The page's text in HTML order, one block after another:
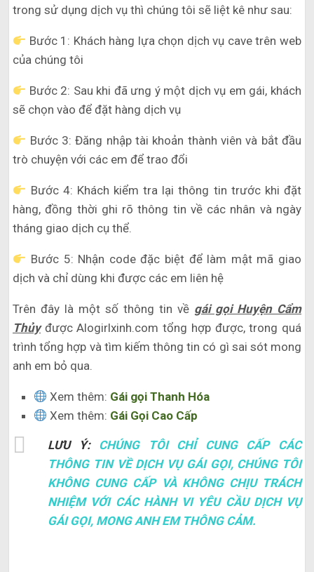
trong sử dụng dịch vụ thì chúng tôi sẽ liệt kê như sau:
Bước 1: Khách hàng lựa chọn dịch vụ cave trên web
của chúng tôi
Bước 2: Sau khi đã ưng ý một dịch vụ em gái, khách
sẽ chọn vào để đặt hàng dịch vụ
Bước 3: Đăng nhập tài khoản thành viên và bắt đầu
trò chuyện với các em để trao đổi
Bước 4: Khách kiểm tra lại thông tin trước khi đặt
hàng, đồng thời ghi rõ thông tin về các nhân và ngày
tháng giao dịch cụ thể.
Bước 5: Nhận code đặc biệt để làm mật mã giao
dịch và chỉ dùng khi được các em liên hệ
Trên đây là một số thông tin về gái gọi Huyện Cẩm
Thủyđược Alogirlxinh.com tổng hợp được, trong quá
trình tổng hợp và tìm kiếm thông tin có gì sai sót mong
anh em bỏ qua.
Xem thêm: Gái gọi Thanh Hóa
Xem thêm: Gái Gọi Cao Cấp
LƯU Ý: CHÚNG TÔI CHỈ CUNG CẤP CÁC
THÔNG TIN VỀ DỊCH VỤ GÁI GỌI, CHÚNG TÔI
KHÔNG CUNG CẤP VÀ KHÔNG CHỊU TRÁCH
NHIỆM VỚI CÁC HÀNH VI YÊU CẦU DỊCH VỤ
GÁI GỌI, MONG ANH EM THÔNG CẢM.